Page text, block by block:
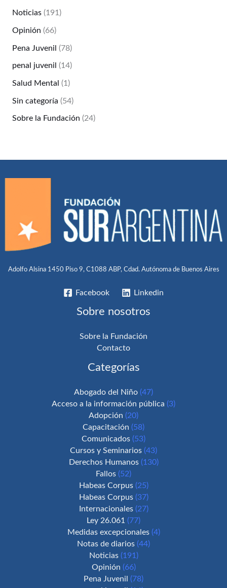
Noticias(191)
Opinión (66)
Pena Juvenil (78)
penal juvenil (14)
Salud Mental (1)
Sin categoría (54)
Sobre la Fundación (24)
Adolfo Alsina 1450 Piso 9, C1088 ABP, Cdad. Autónoma de Buenos Aires
Facebook Linkedin
Sobre nosotros
Sobre la Fundación
Contacto
Categorías
Abogado del Niño (47)
Acceso a la información pública (3)
Adopción (20)
Capacitación (58)
Comunicados (53)
Cursos y Seminarios (43)
Derechos Humanos(130)
Fallos (52)
Habeas Corpus(25)
Habeas Corpus(37)
Internacionales(27)
Ley 26.061 (77)
Medidas excepcionales(4)
Notas de diarios (44)
Noticias(191)
Opinión (66)
Pena Juvenil (78)